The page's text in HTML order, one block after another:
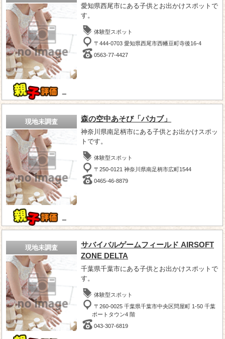
－
愛知県西尾市にある子供とお出かけスポットで
す。
体験型スポット
〒444-0703 愛知県西尾市西幡豆町寺後16-4
0563-77-4427
現地未調査
－
森の空中あそび「パカブ」
神奈川県南足柄市にある子供とお出かけスポッ
トです。
体験型スポット
〒250-0121 神奈川県南足柄市広町1544
0465-46-8879
現地未調査
サバイバルゲームフィールド AIRSOFT
ZONE DELTA
千葉県千葉市にある子供とお出かけスポットで
す。
体験型スポット
〒260-0025 千葉県千葉市中央区問屋町 1-50 千葉
ポートタウン4 階
043-307-6819